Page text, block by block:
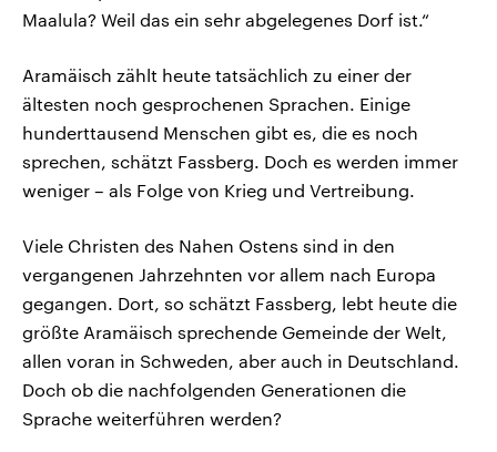
Maalula? Weil das ein sehr abgelegenes Dorf ist.“
Aramäisch zählt heute tatsächlich zu einer der
ältesten noch gesprochenen Sprachen. Einige
hunderttausend Menschen gibt es, die es noch
sprechen, schätzt Fassberg. Doch es werden immer
weniger – als Folge von Krieg und Vertreibung.
Viele Christen des Nahen Ostens sind in den
vergangenen Jahrzehnten vor allem nach Europa
gegangen. Dort, so schätzt Fassberg, lebt heute die
größte Aramäisch sprechende Gemeinde der Welt,
allen voran in Schweden, aber auch in Deutschland.
Doch ob die nachfolgenden Generationen die
Sprache weiterführen werden?